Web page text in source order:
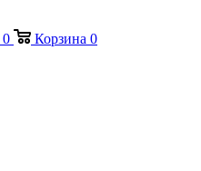
0 Корзина 0